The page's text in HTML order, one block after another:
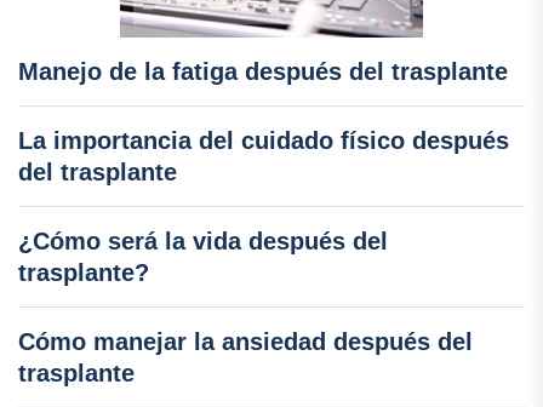
Manejo de la fatiga después del trasplante
La importancia del cuidado físico después
del trasplante
¿Cómo será la vida después del
trasplante?
Cómo manejar la ansiedad después del
trasplante